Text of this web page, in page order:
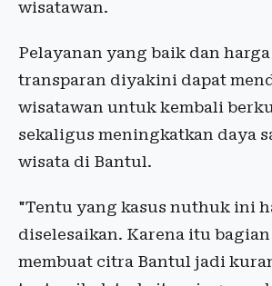
wisatawan.
Pelayanan yang baik dan
transparan diyakini dapat
wisatawan untuk kembali
sekaligus meningkatkan daya
wisata di Bantul.
"Tentu yang kasus nuthuk ini
diselesaikan. Karena itu
membuat citra Bantul jadi